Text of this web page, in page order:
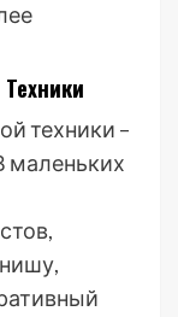
техники –
маленьких